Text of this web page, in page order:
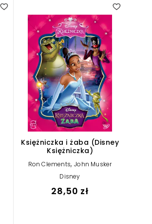
Księżniczka i żaba (Disney
Księżniczka)
Ron Clements,John Musker
Disney
28,50 zł